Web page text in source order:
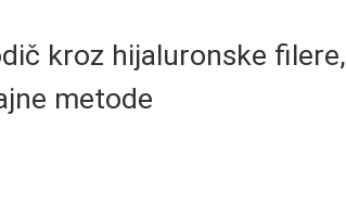
kroz hijaluronske filere,
metode